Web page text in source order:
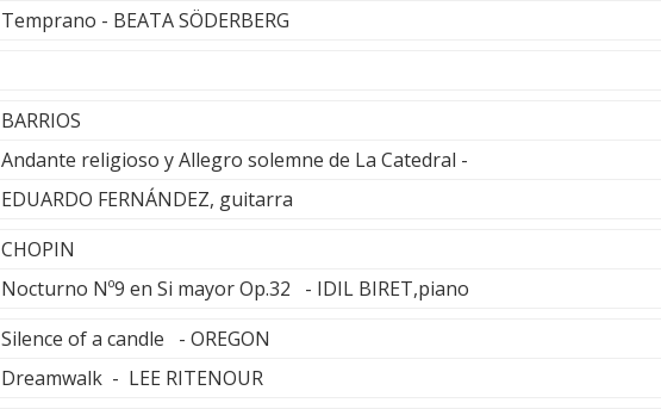
Temprano - BEATA SÖDERBERG
BARRIOS
Andante religioso y Allegro solemne de La Catedral -
EDUARDO FERNÁNDEZ, guitarra
CHOPIN
Nocturno Nº9 en Si mayor Op.32 - IDIL BIRET,piano
Silence of a candle - OREGON
Dreamwalk - LEE RITENOUR